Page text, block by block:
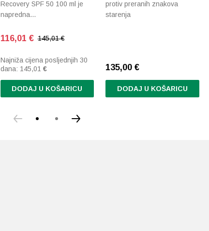
Recovery SPF 50 100 ml je
napredna…
116,01 € 145,01 €
Najniža cijena posljednjih 30
dana: 145,01 €
DODAJ U KOŠARICU
protiv preranih znakova
starenja
135,00€
DODAJ U KOŠARICU